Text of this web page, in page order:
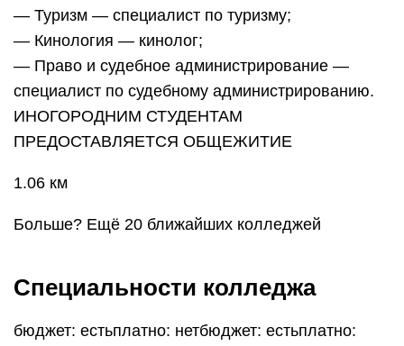
— Туризм — специалист по туризму;
— Кинология — кинолог;
— Право и судебное администрирование —
специалист по судебному администрированию.
ИНОГОРОДНИМ СТУДЕНТАМ
ПРЕДОСТАВЛЯЕТСЯ ОБЩЕЖИТИЕ
1.06 км
Больше? Ещё 20 ближайших колледжей
Специальности колледжа
бюджет: естьплатно: нетбюджет: естьплатно: